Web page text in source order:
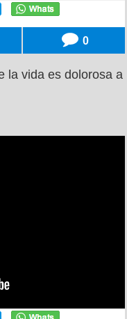
0
la vida es dolorosa a